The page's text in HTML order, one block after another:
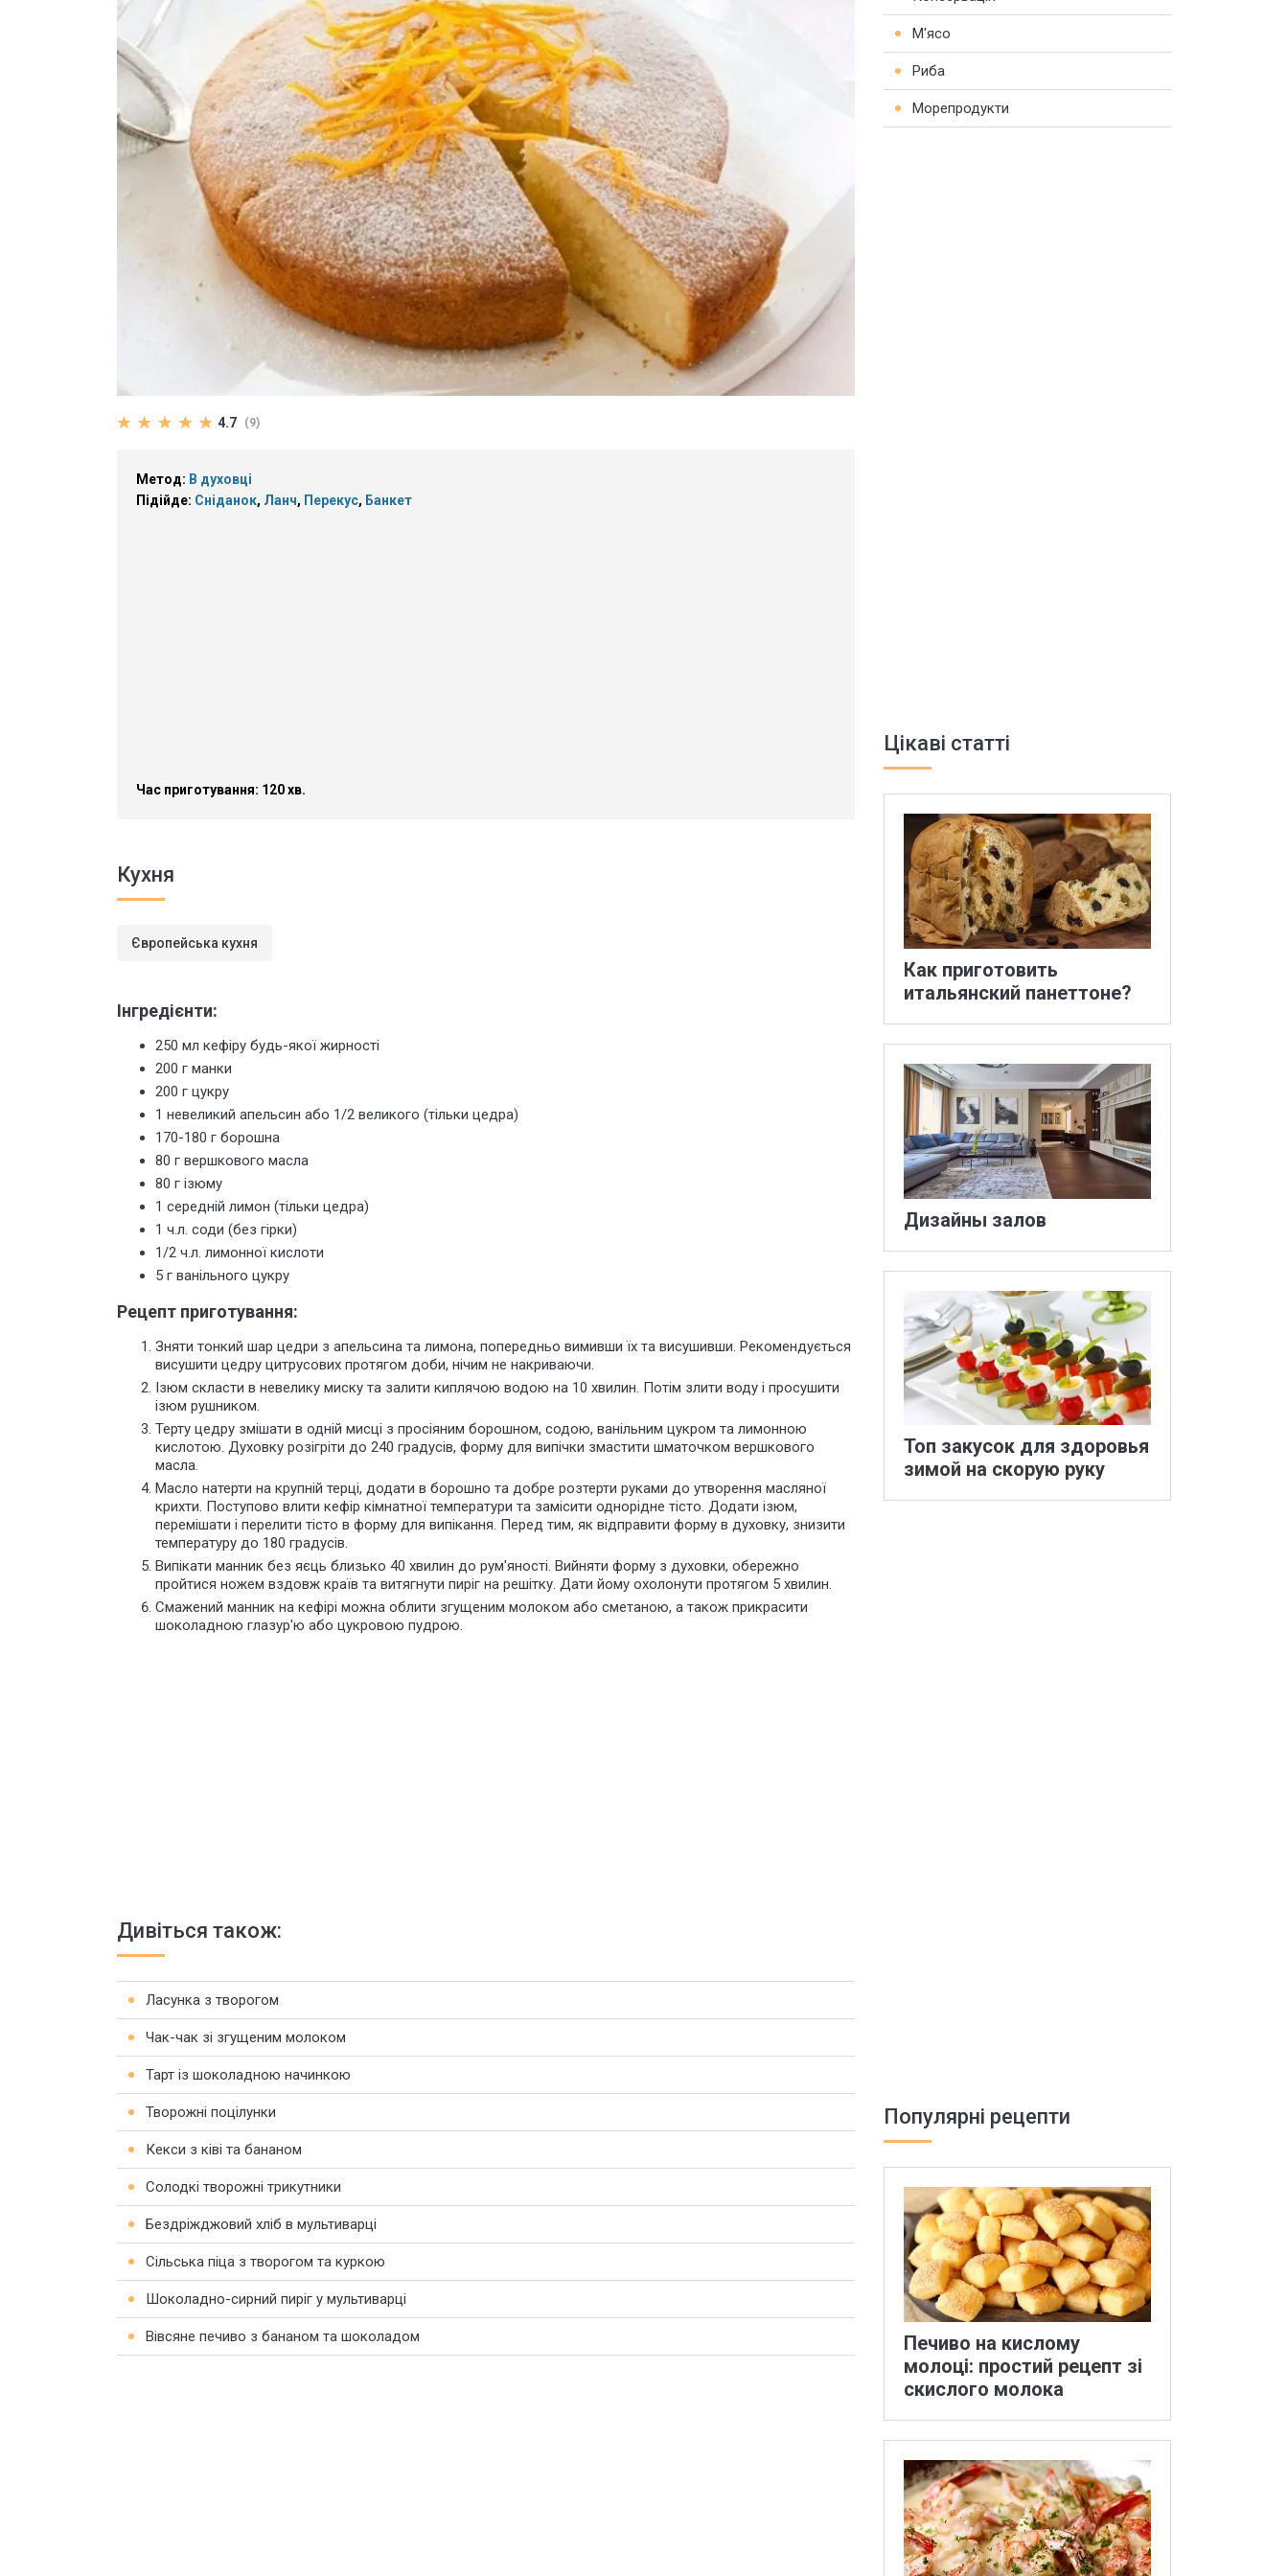
4.7 (9)
Метод: В духовці
Підійде: Сніданок, Ланч, Перекус, Банкет
Час приготування: 120 хв.
Кухня
Європейська кухня
Інгредієнти:
250 мл кефіру будь-якої жирності
200 г манки
200 г цукру
1 невеликий апельсин або 1/2 великого (тільки цедра)
170-180 г борошна
80 г вершкового масла
80 г ізюму
1 середній лимон (тільки цедра)
1 ч.л. соди (без гірки)
1/2 ч.л. лимонної кислоти
5 г ванільного цукру
Рецепт приготування:
Зняти тонкий шар цедри з апельсина та лимона, попередньо вимивши їх та висушивши. Рекомендується
висушити цедру цитрусових протягом доби, нічим не накриваючи.
Ізюм скласти в невелику миску та залити киплячою водою на 10 хвилин. Потім злити воду і просушити
ізюм рушником.
Терту цедру змішати в одній мисці з просіяним борошном, содою, ванільним цукром та лимонною
кислотою. Духовку розігріти до 240 градусів, форму для випічки змастити шматочком вершкового
масла.
Масло натерти на крупній терці, додати в борошно та добре розтерти руками до утворення масляної
крихти. Поступово влити кефір кімнатної температури та замісити однорідне тісто. Додати ізюм,
перемішати і перелити тісто в форму для випікання. Перед тим, як відправити форму в духовку, знизити
температуру до 180 градусів.
Випікати манник без яєць близько 40 хвилин до рум'яності. Вийняти форму з духовки, обережно
пройтися ножем вздовж країв та витягнути пиріг на решітку. Дати йому охолонути протягом 5 хвилин.
Смажений манник на кефірі можна облити згущеним молоком або сметаною, а також прикрасити
шоколадною глазур'ю або цукровою пудрою.
Дивіться також:
Ласунка з творогом
Чак-чак зі згущеним молоком
Тарт із шоколадною начинкою
Творожні поцілунки
Кекси з ківі та бананом
Солодкі творожні трикутники
Бездріжджовий хліб в мультиварці
Сільська піца з творогом та куркою
Шоколадно-сирний пиріг у мультиварці
Вівсяне печиво з бананом та шоколадом
М'ясо
Риба
Морепродукти
Цікаві статті
Как приготовить
итальянский панеттоне?
Дизайны залов
Топ закусок для здоровья
зимой на скорую руку
Популярні рецепти
Печиво на кислому
молоці: простий рецепт зі
скислого молока